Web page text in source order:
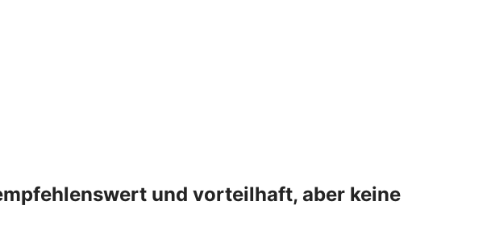
und vorteilhaft, aber keine